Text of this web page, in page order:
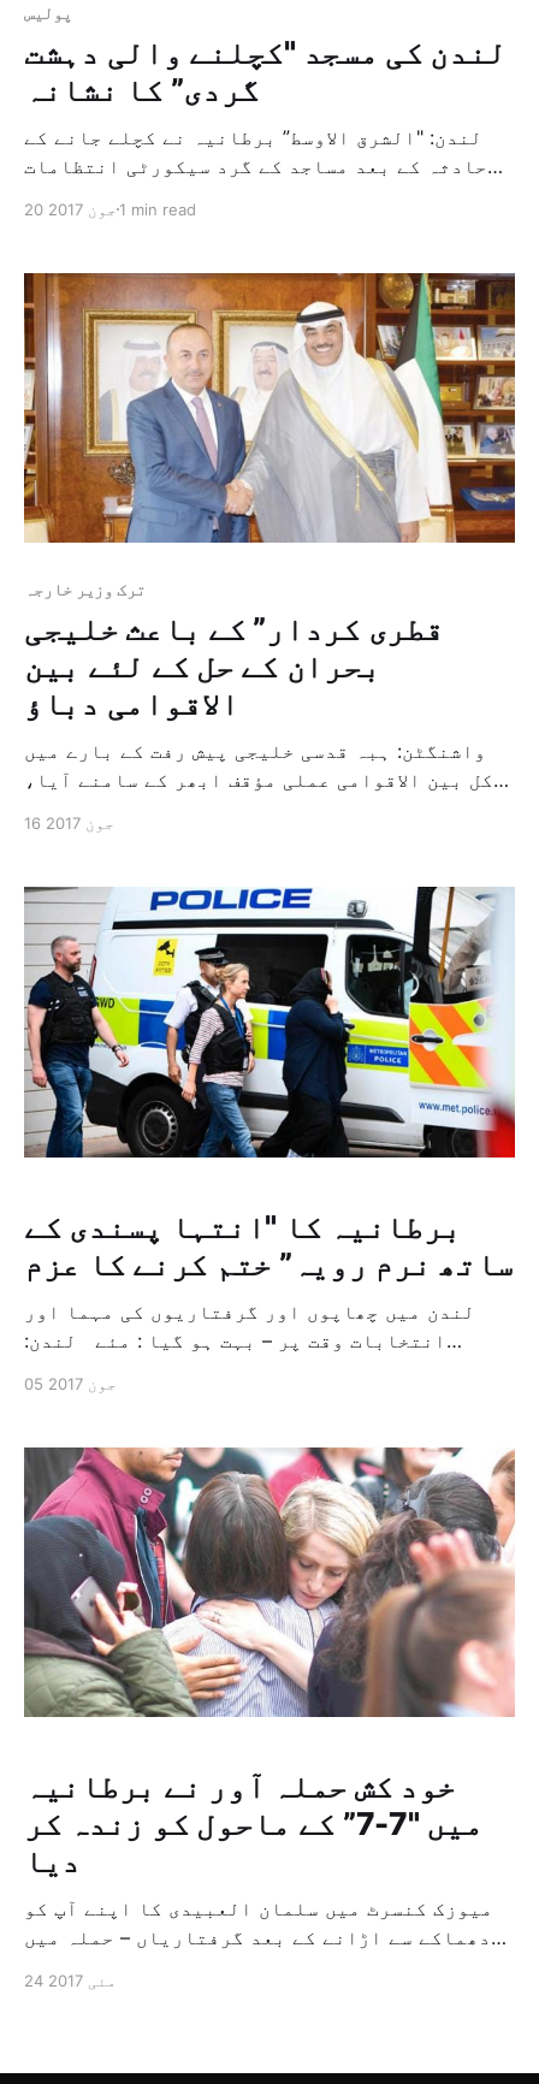
پولیس
لندن کی مسجد "کچلنے والی دہشت
گردی” کا نشانہ
لندن: "الشرق الاوسط” برطانیہ نے کچلے جانے کے
حادثہ کے بعد مساجد کے گرد سیکورٹی انتظامات
شمالی لندن کے فینزبری پارک کی مسجد کے قریب
جان بحق اور دس افراد زخمی ہوگئے تھے۔ […]
20 جون 2017 1 min read
ترک وزیر خارجہ
قطری کردار” کے باعث خلیجی
بحران کے حل کے لئے بین
الاقوامی دباؤ
واشنگٹن: ہبہ قدسی خلیجی پیش رفت کے بارے میں
کل بین الاقوامی عملی مؤقف ابھر کے سامنے آیا،
"خلیجی حل” پر زور دیا گیا ہے۔ کل امریکی وزیر
بن علوی کے ساتھ ٹیلی […]
16 جون 2017
برطانیہ کا "انتہا پسندی کے
ساتھ نرم رویہ” ختم کرنے کا عزم
لندن میں چھاپوں اور گرفتاریوں کی مہما اور
انتخابات وقت پر – بہت ہو گیا : مئے لندن:
سے 7 افراد کو قتل کرنے اور تین دہشت گردوں کی
انتہا پسندی کے ساتھ "نرم رویہ” […]
05 جون 2017
خود کش حملہ آور نے برطانیہ
میں "7-7” کے ماحول کو زندہ کر
دیا
میوزک کنسرٹ میں سلمان العبیدی کا اپنے آپ کو
دھماکے سے اڑانے کے بعد گرفتاریاں – حملہ میں
سے تعزیت لندن – ­مانچسٹر: "الشرق الاوسط” لیبی
24 مئی 2017